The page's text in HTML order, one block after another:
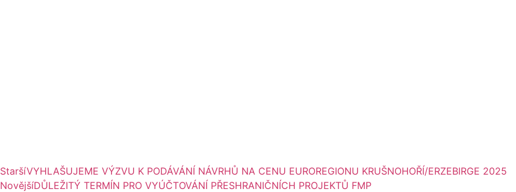
StaršíVYHLAŠUJEME VÝZVU K PODÁVÁNÍ NÁVRHŮ NA CENU EUROREGIONU KRUŠNOHOŘÍ/ERZEBIRGE 2025
NovějšíDŮLEŽITÝ TERMÍN PRO VYÚČTOVÁNÍ PŘESHRANIČNÍCH PROJEKTŮ FMP